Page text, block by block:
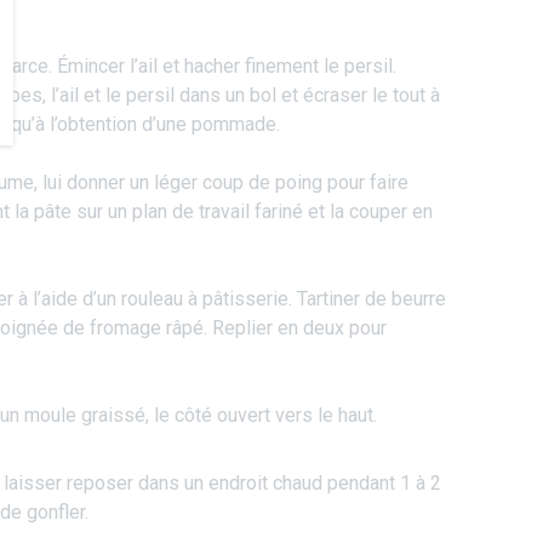
Émincer l’ail et hacher finement le persil.
l’ail et le persil dans un bol et écraser le tout à
l’obtention d’une pommade.
lui donner un léger coup de poing pour faire
la pâte sur un plan de travail fariné et la couper en
l’aide d’un rouleau à pâtisserie. Tartiner de beurre
de fromage râpé. Replier en deux pour
moule graissé, le côté ouvert vers le haut.
reposer dans un endroit chaud pendant 1 à 2
gonfler.